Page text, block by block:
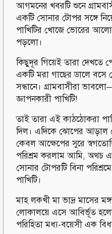
আগমনের খবরটি শুনে
একটি সোনার টোপর সঙ্গে
পাখিটির খোজে ভোরের
পড়লো।
কিছুদূর গিয়েই তারা দেখতে
একটি মরা গাছের ডালে
সন্ধানে। গ্রামবাসীরা
জ্ঞাপনকারী পাখিটি!
তাই তারা এই কাঠঠোকরা
দিল। এদিকে ঝোপের আড়াল
কেবল আক্ষেপের সুরে
পরিশ্রম করলাম আমি, অথচ
সোনার টোপরটি বিনা
পাখিটি।
মাহ লকখী মা ভাদ্র মাসের
লোকালয়ে এসে আবির্ভূত
পরিহিতা মধ্য-বয়েসী এক